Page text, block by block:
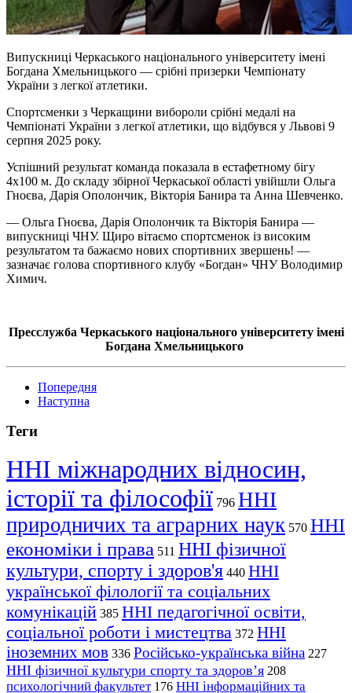
Випускниці Черкаського національного університету імені
Богдана Хмельницького — срібні призерки Чемпіонату
України з легкої атлетики.
Спортсменки з Черкащини вибороли срібні медалі на
Чемпіонаті України з легкої атлетики, що відбувся у Львові 9
серпня 2025 року.
Успішний результат команда показала в естафетному бігу
4х100 м. До складу збірної Черкаської області увійшли Ольга
Гноєва, Дарія Ополончик, Вікторія Банира та Анна Шевченко.
— Ольга Гноєва, Дарія Ополончик та Вікторія Банира —
випускниці ЧНУ. Щиро вітаємо спортсменок із високим
результатом та бажаємо нових спортивних звершень! —
зазначає голова спортивного клубу «Богдан» ЧНУ Володимир
Химич.
Пресслужба Черкаського національного університету імені
Богдана Хмельницького
Попередня
Наступна
Теги
ННІ міжнародних відносин,
історії та філософії 796 ННІ
природничих та аграрних наук 570 ННІ
економіки і права 511 ННІ фізичної
культури, спорту і здоров'я 440 ННІ
української філології та соціальних
комунікацій 385 ННІ педагогічної освіти,
соціальної роботи і мистецтва 372 ННІ
іноземних мов 336 Російсько-українська війна 227
ННІ фізичної культури спорту та здоров’я 208
психологічний факультет 176 ННІ інформаційних та